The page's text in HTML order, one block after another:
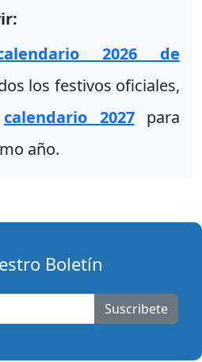
2026 de
los festivos oficiales,
calendario 2027para
año.
Boletín
Suscribete